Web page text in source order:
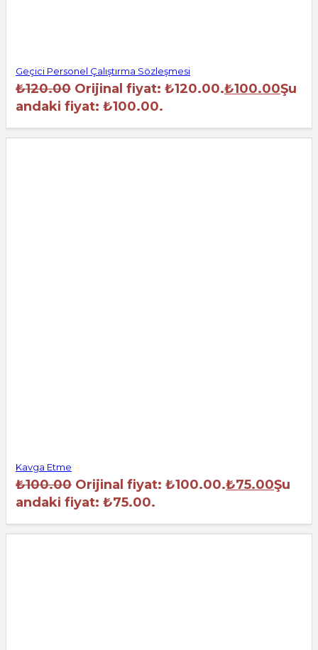
Geçici Personel Çalıştırma Sözleşmesi
₺120.00 Orijinal fiyat: ₺120.00.₺100.00Şu
andaki fiyat: ₺100.00.
Kavga Etme
₺100.00 Orijinal fiyat: ₺100.00.₺75.00Şu
andaki fiyat: ₺75.00.